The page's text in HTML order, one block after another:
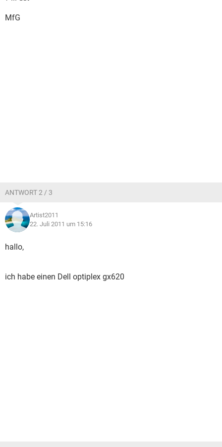
MfG
ANTWORT 2 / 3
Artist2011
22. Juli 2011 um 15:16
hallo,
ich habe einen Dell optiplex gx620